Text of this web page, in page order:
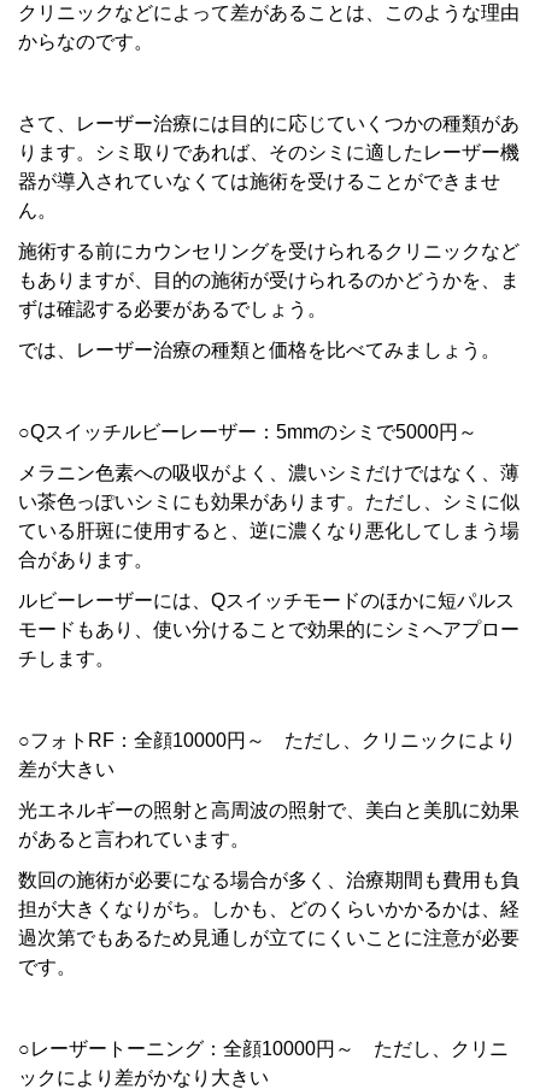
クリニックなどによって差があることは、このような理由
からなのです。
さて、レーザー治療には目的に応じていくつかの種類があ
ります。シミ取りであれば、そのシミに適したレーザー機
器が導入されていなくては施術を受けることができませ
ん。
施術する前にカウンセリングを受けられるクリニックなど
もありますが、目的の施術が受けられるのかどうかを、ま
ずは確認する必要があるでしょう。
では、レーザー治療の種類と価格を比べてみましょう。
○Qスイッチルビーレーザー：5mmのシミで5000円～
メラニン色素への吸収がよく、濃いシミだけではなく、薄
い茶色っぽいシミにも効果があります。ただし、シミに似
ている肝斑に使用すると、逆に濃くなり悪化してしまう場
合があります。
ルビーレーザーには、Qスイッチモードのほかに短パルス
モードもあり、使い分けることで効果的にシミへアプロー
チします。
○フォトRF：全顔10000円～ ただし、クリニックにより
差が大きい
光エネルギーの照射と高周波の照射で、美白と美肌に効果
があると言われています。
数回の施術が必要になる場合が多く、治療期間も費用も負
担が大きくなりがち。しかも、どのくらいかかるかは、経
過次第でもあるため見通しが立てにくいことに注意が必要
です。
○レーザートーニング：全顔10000円～ ただし、クリニ
ックにより差がかなり大きい